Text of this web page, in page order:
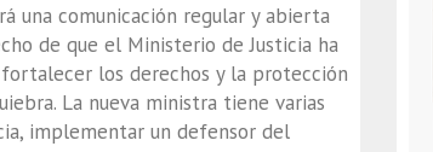
una comunicación regular y abierta
de que el Ministerio de Justicia ha
los derechos y la protección
La nueva ministra tiene varias
implementar un defensor del